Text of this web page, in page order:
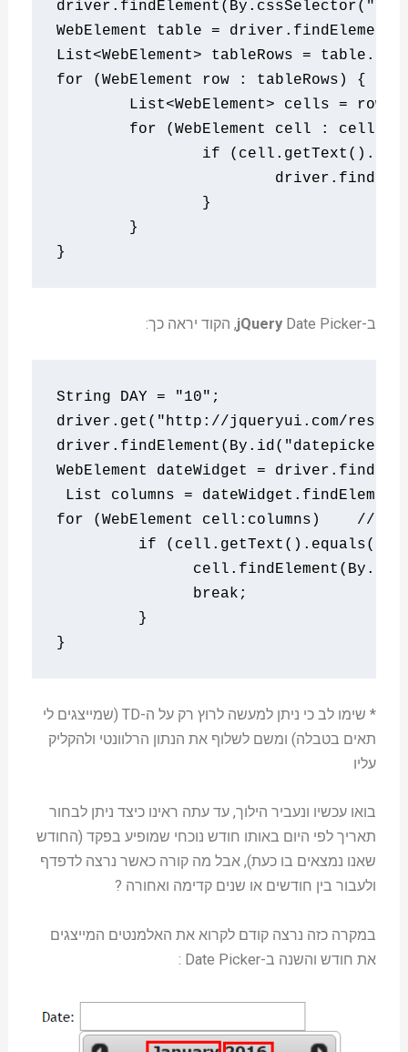
driver . findElement ( By . cssSelector(
WebElement table = driver . findElement
List<WebElement> tableRows = table .
for
(WebElement row : tableRows) {
List<WebElement> cells = row
for
(WebElement cell : cells
if
( cell . getText ().
			driver
.
}
}
}
ב- jQueryDate Picker, הקוד יראה כך:
String DAY = "10" ;
driver . get ( "http://jqueryui.com/
driver . findElement ( By . id ( "datepicker"
WebElement dateWidget = driver .
List columns = dateWidget .
for
(WebElement cell : columns)
//
if
( cell . getText (). equals(
	       cell
. findElement ( By .
break ;
}
}
* שימו לב כי ניתן למעשה לרוץ רק על ה-TD (שמייצגים לי
תאים בטבלה) ומשם לשלוף את הנתון הרלוונטי ולהקליק
עליו
בואו עכשיו ונעביר הילוך, עד עתה ראינו כיצד ניתן לבחור
תאריך לפי היום באותו חודש נוכחי שמופיע בפקד (החודש
שאנו נמצאים בו כעת), אבל מה קורה כאשר נרצה לדפדף
ולעבור בין חודשים או שנים קדימה ואחורה ?
במקרה כזה נרצה קודם לקרוא את האלמנטים המייצגים
את חודש והשנה ב-Date Picker :